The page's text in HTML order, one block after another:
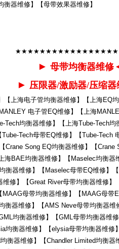
器维修】【母带效果器维修】
► 母带均衡器维修
► 压限器/激励器/压缩器
【上海电子管均衡器维修】【上海EQ
电子管EQ维修】【上海
Tech均衡器维修】【上海Tube-Tech
Tube-Tech母带EQ维修】【Tube-
Crane Song EQ均衡器维修】【
海BAE均衡器维修】【Maselec均衡
衡器维修】【Maselec母带EQ维修】
修】【Great River母带均衡器维修
母带均衡器维修】【MAAG母
衡器维修】【AMS Neve母带均衡器
均衡器维修】【GML母带均衡器维
均衡器维修】【elysia母带均衡器维
衡器维修】【Chandler Limited均衡